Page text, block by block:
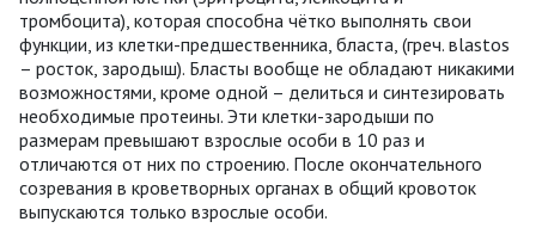
тромбоцита), которая способна чётко выполнять свои
функции, из клетки-предшественника, бласта, (греч. вlastos
– росток, зародыш). Бласты вообще не обладают никакими
возможностями, кроме одной – делиться и синтезировать
необходимые протеины. Эти клетки-зародыши по
размерам превышают взрослые особи в 10 раз и
отличаются от них по строению. После окончательного
созревания в кроветворных органах в общий кровоток
выпускаются только взрослые особи.